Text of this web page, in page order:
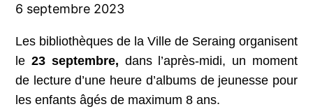
6 septembre 2023
Les bibliothèques de la Ville de Seraing organisent
le 23 septembre, dans l’après-midi, un moment
de lecture d’une heure d’albums de jeunesse pour
les enfants âgés de maximum 8 ans.